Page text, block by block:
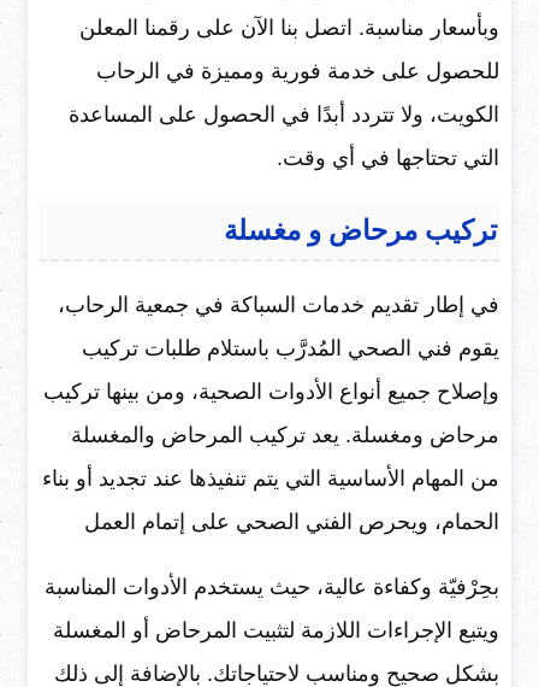
وبأسعار مناسبة. اتصل بنا الآن على رقمنا المعلن
للحصول على خدمة فورية ومميزة في الرحاب
الكويت، ولا تتردد أبدًا في الحصول على المساعدة
التي تحتاجها في أي وقت.
تركيب مرحاض و مغسلة
في إطار تقديم خدمات السباكة في جمعية الرحاب،
يقوم فني الصحي المُدرَّب باستلام طلبات تركيب
وإصلاح جميع أنواع الأدوات الصحية، ومن بينها تركيب
مرحاض ومغسلة. يعد تركيب المرحاض والمغسلة
من المهام الأساسية التي يتم تنفيذها عند تجديد أو بناء
الحمام، ويحرص الفني الصحي على إتمام العمل
بحِرْفيّة وكفاءة عالية، حيث يستخدم الأدوات المناسبة
ويتبع الإجراءات اللازمة لتثبيت المرحاض أو المغسلة
بشكل صحيح ومناسب لاحتياجاتك. بالإضافة إلى ذلك